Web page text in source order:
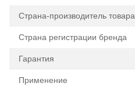
Страна-производитель товара
Страна регистрации бренда
Гарантия
Применение